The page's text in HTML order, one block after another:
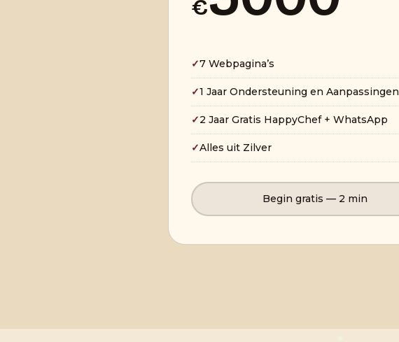
€
✓7 Webpagina’s
✓1 Jaar Ondersteuning en Aanpassingen
✓2 Jaar Gratis HappyChef + WhatsApp
✓Alles uit Zilver
Begin gratis — 2 min